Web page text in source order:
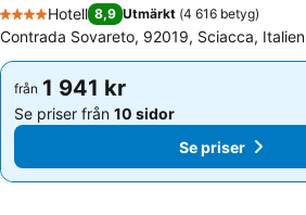
4 Stjärnor
Hotell 8,9 Utmärkt (4 616 betyg)
Contrada Sovareto, 92019, Sciacca, Italien
från 1 941 kr
Se priser från 10 sidor
Se priser
från 1 941 kr
Se priser från 10 sidor
Se priser